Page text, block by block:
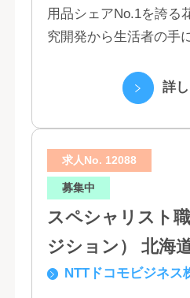
用品シェアNo.1を誇る
究開発から生活者の手
で、情報のスピード、
詳
求人No. 12088
募集中
スペシャリスト
ジション） 北海道, 宮城, 東京,
石川, 愛知, 大阪,
NTTドコモビジネス